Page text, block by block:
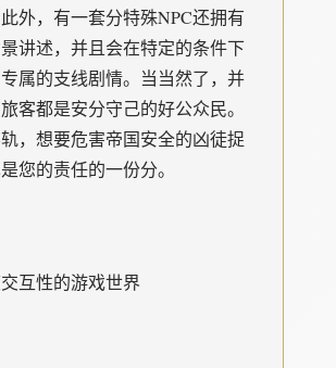
外，有一套分特殊NPC还拥有
讲述，并且会在特定的条件下
属的支线剧情。当当然了，并
客都是安分守己的好公众民。
，想要危害帝国安全的凶徒捉
您的责任的一份分。
互性的游戏世界